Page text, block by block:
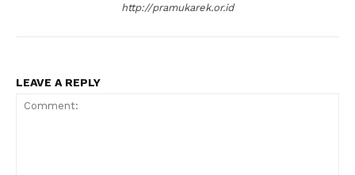
http://pramukarek.or.id
LEAVE A REPLY